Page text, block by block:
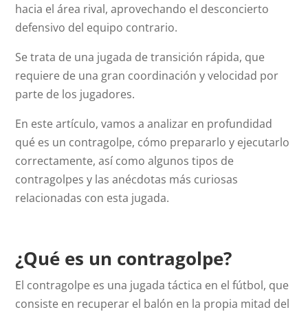
hacia el área rival, aprovechando el desconcierto
defensivo del equipo contrario.
Se trata de una jugada de transición rápida, que
requiere de una gran coordinación y velocidad por
parte de los jugadores.
En este artículo, vamos a analizar en profundidad
qué es un contragolpe, cómo prepararlo y ejecutarlo
correctamente, así como algunos tipos de
contragolpes y las anécdotas más curiosas
relacionadas con esta jugada.
¿Qué es un contragolpe?
El contragolpe es una jugada táctica en el fútbol, que
consiste en recuperar el balón en la propia mitad del